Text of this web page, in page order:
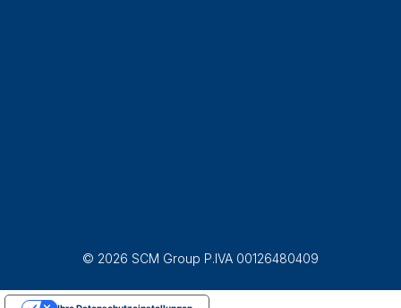
© 2026 SCM Group P.IVA 00126480409